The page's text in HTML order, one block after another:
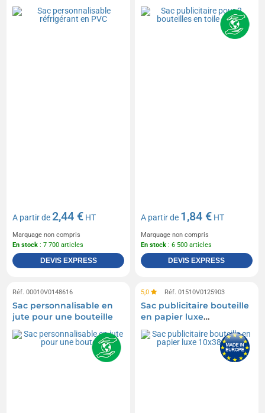
A partir de2,44 € HT
Marquage non compris
En stock : 7 700 articles
DEVIS EXPRESS
A partir de 1,84 € HT
Marquage non compris
En stock : 6 500 articles
DEVIS EXPRESS
Réf. 00010V0148616
Sac personnalisable en
jute pour une bouteille
5,0 Réf. 01510V0125903
Sac publicitaire bouteille
en papier luxe
10x38x10cm